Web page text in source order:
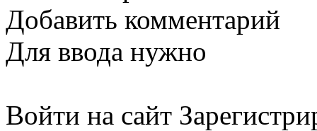
Добавить комментарий
Для ввода нужно
Войти на сайт